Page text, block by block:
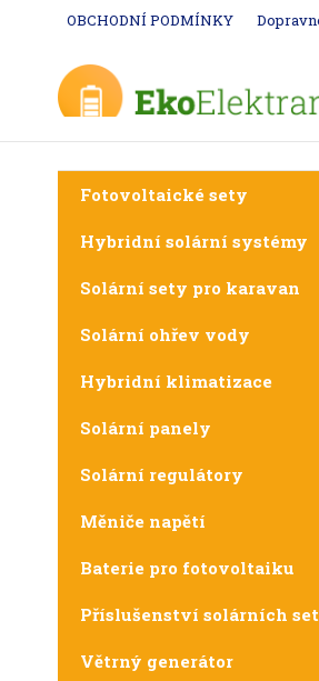
OBCHODNÍ PODMÍNKY
Fotovoltaické sety
Hybridní solární systémy
Solární sety pro karavan
Solární ohřev vody
Hybridní klimatizace
Solární panely
Solární regulátory
Měniče napětí
Baterie pro fotovoltaiku
Příslušenství solárních
Větrný generátor